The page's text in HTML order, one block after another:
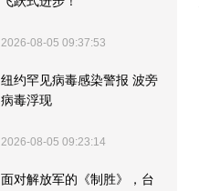
2026-08-05 09:37:53
纽约罕见病毒感染警报 波旁
病毒浮现
2026-08-05 09:23:14
面对解放军的《制胜》，台